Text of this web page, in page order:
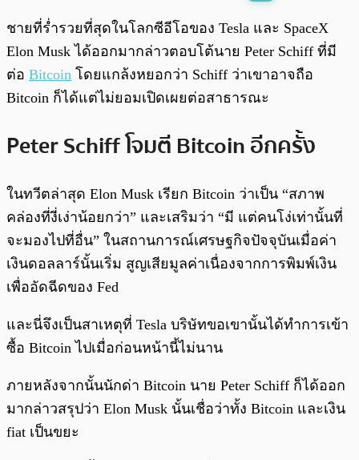
พร้อมเล่น
ชายที่ร่ำรวยที่สุดในโลกซีอีโอของ Tesla และ SpaceX
Elon Musk ได้ออกมากล่าวตอบโต้นาย Peter Schiff ที่มี
ต่อ Bitcoin โดยแกล้งหยอกว่า Schiff ว่าเขาอาจถือ
Bitcoin ก็ได้แต่ไม่ยอมเปิดเผยต่อสาธารณะ
Peter Schiff โจมตี Bitcoin อีกครั้ง
ในทวีตล่าสุด Elon Musk เรียก Bitcoin ว่าเป็น “สภาพ
คล่องที่งี่เง่าน้อยกว่า” และเสริมว่า “มี แต่คนโง่เท่านั้นที่
จะมองไปที่อื่น” ในสถานการณ์เศรษฐกิจปัจจุบันเมื่อค่า
เงินดอลลาร์นั้นเริ่ม สูญเสียมูลค่าเนื่องจากการพิมพ์เงิน
เพื่ออัดฉีดของ Fed
และนี่จึงเป็นสาเหตุที่ Tesla บริษัทขอเขานั้นได้ทำการเข้า
ซื้อ Bitcoin ไปเมื่อก่อนหน้านี้ไม่นาน
ภายหลังจากนั้นนักด่า Bitcoin นาย Peter Schiff ก็ได้ออก
มากล่าวสรุปว่า Elon Musk นั้นเชื่อว่าทั้ง Bitcoin และเงิน
fiat เป็นขยะ